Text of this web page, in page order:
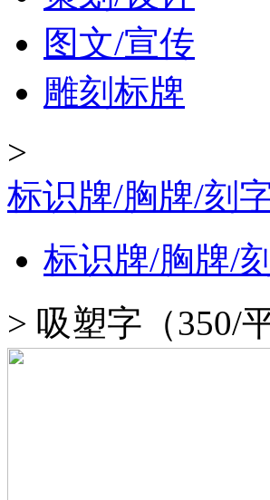
图文/宣传
雕刻标牌
>
标识牌/胸牌/刻
标识牌/胸牌/
> 吸塑字（350/平